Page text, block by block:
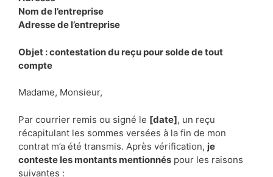
Nom de l’entreprise
Adresse de l’entreprise
Objet : contestation du reçu pour solde de tout
compte
Madame, Monsieur,
Par courrier remis ou signé le [date], un reçu
récapitulant les sommes versées à la fin de mon
contrat m’a été transmis. Après vérification, je
conteste les montants mentionnés pour les raisons
suivantes :